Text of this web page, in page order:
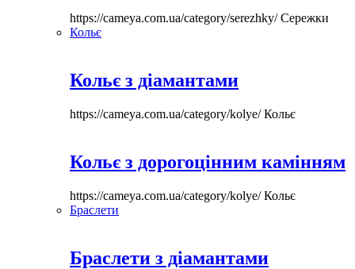
https://cameya.com.ua/category/serezhky/Сережки
Кольє
Кольє з діамантами
https://cameya.com.ua/category/kolye/Кольє
Кольє з дорогоцінним камінням
https://cameya.com.ua/category/kolye/Кольє
Браслети
Браслети з діамантами